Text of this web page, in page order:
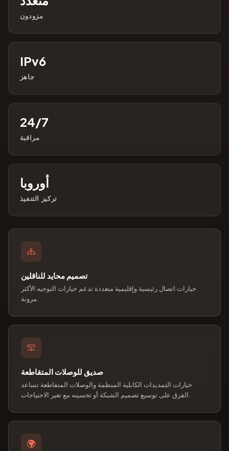
مزودون
IPv6
جاهز
24/7
مراقبة
أوروبا
تركيز التنفيذ
تصميم محايد للناقلين
خيارات اتصال رئيسية وإقليمية متعددة تدعم خيارات التوجيه الأكثر
مرونة.
صديق للوصلات المتقاطعة
خيارات التمديدات الكابلية المنظمة والوصلات المتقاطعة تساعد
الفرق على توسيع تصميم الشبكة أو تحسينه مع تغير الاحتياجات.